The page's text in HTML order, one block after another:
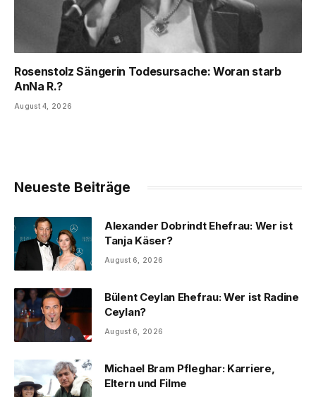
Rosenstolz Sängerin Todesursache: Woran starb
AnNa R.?
August 4, 2026
Neueste Beiträge
Alexander Dobrindt Ehefrau: Wer ist
Tanja Käser?
August 6, 2026
Bülent Ceylan Ehefrau: Wer ist Radine
Ceylan?
August 6, 2026
Michael Bram Pfleghar: Karriere,
Eltern und Filme